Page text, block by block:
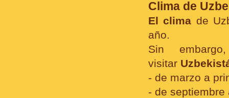
Clima de
El clima de
año.
Sin
visitar
- de marzo a
- de septiembre